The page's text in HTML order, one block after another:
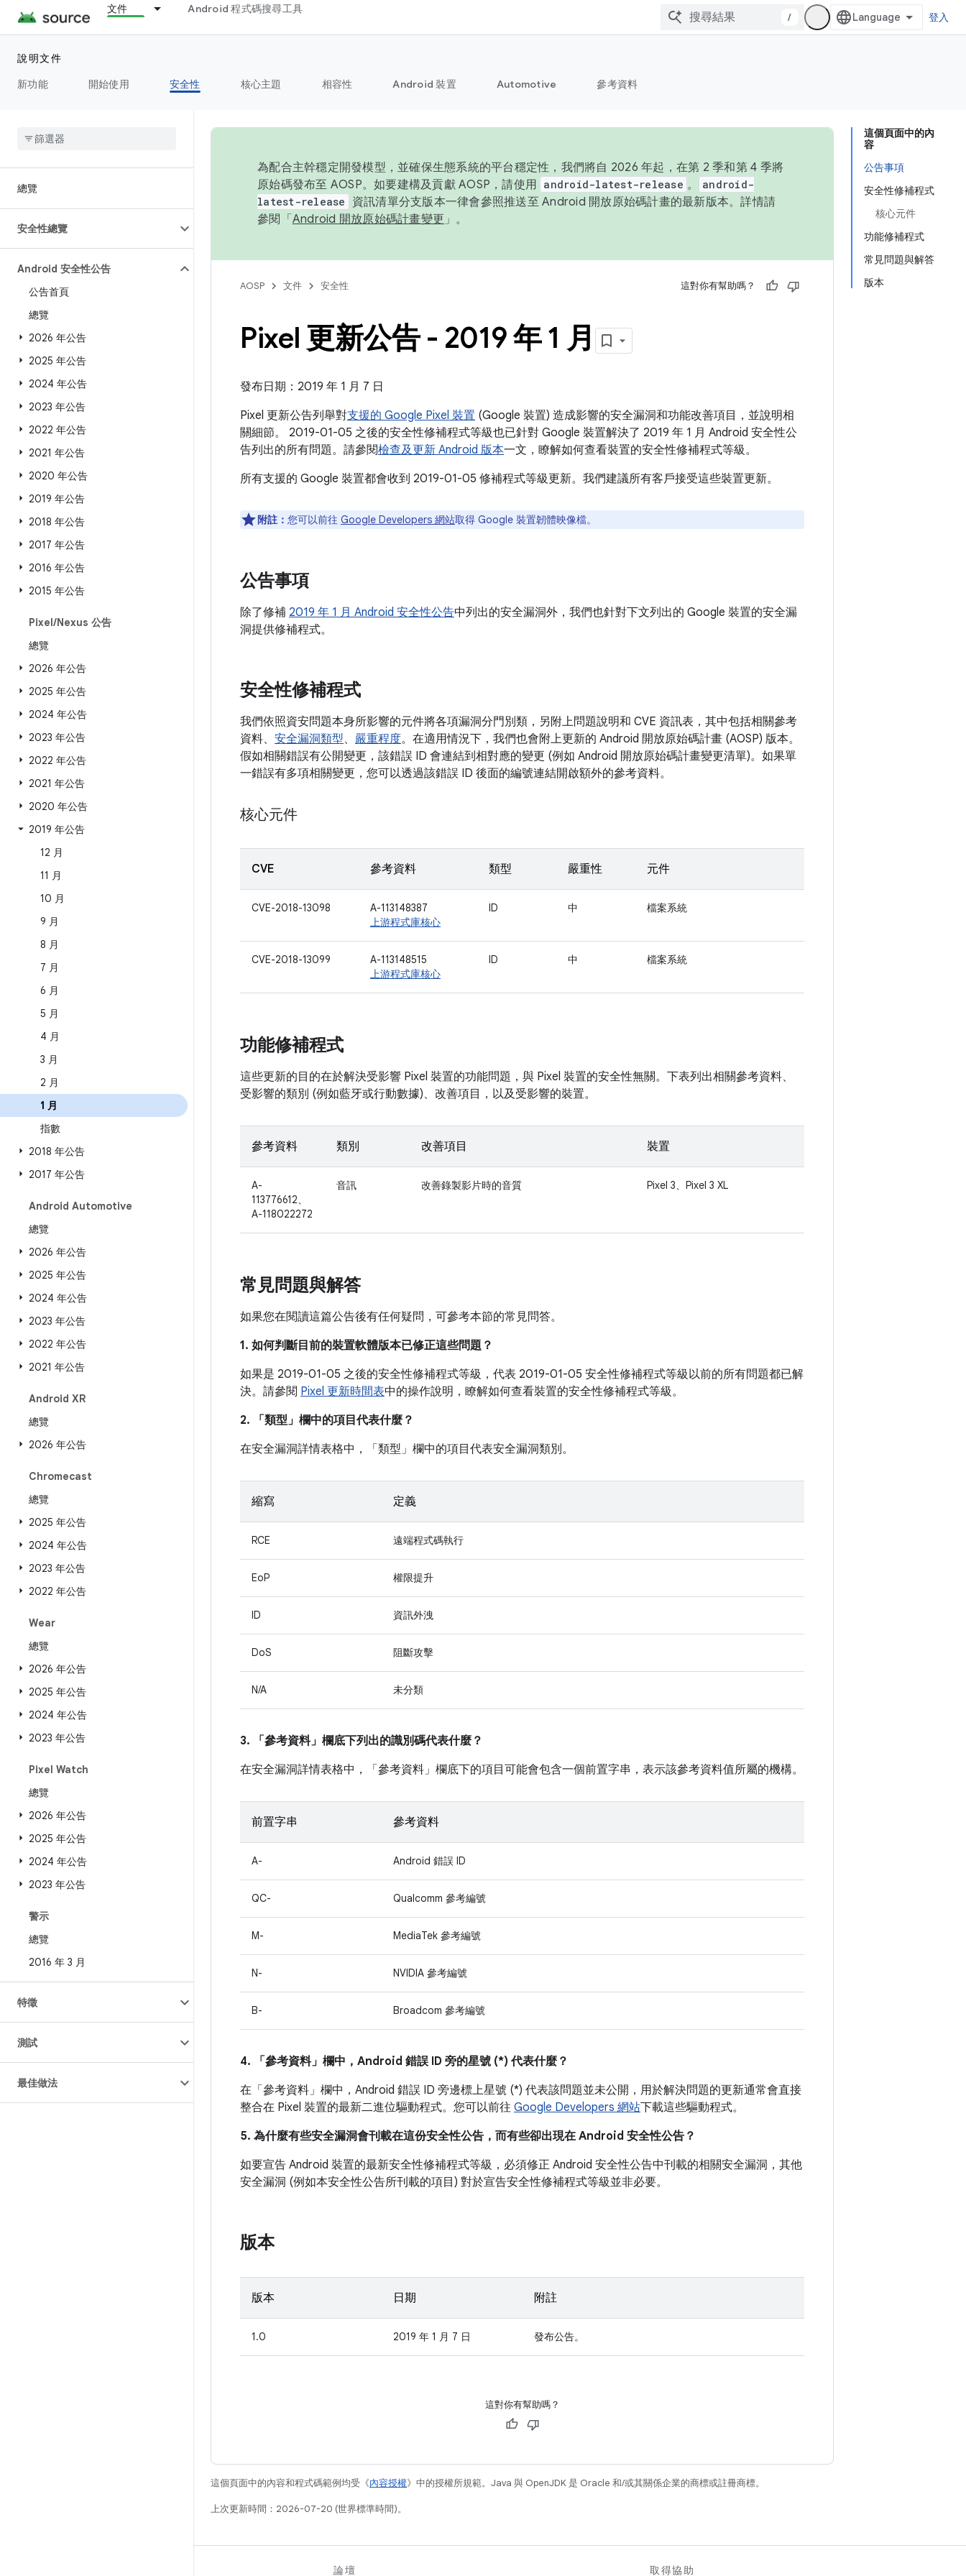
文件 Android 程式碼搜尋工具
/ 登入
說明文件
新功能
開始使用 安全性 核心主題 相容性 Android 裝置 Automotive 參考資料
總覽
安全性總覽
Android 安全性公告
公告首頁
總覽
2026 年公告
2025 年公告
2024 年公告
2023 年公告
2022 年公告
2021 年公告
2020 年公告
2019 年公告
2018 年公告
2017 年公告
2016 年公告
2015 年公告
Pixel/Nexus 公告
總覽
2026 年公告
2025 年公告
2024 年公告
2023 年公告
2022 年公告
2021 年公告
2020 年公告
2019 年公告
12 月
11 月
10 月
9 月
8 月
7 月
6 月
5 月
4 月
3 月
2 月
1 月
指數
2018 年公告
2017 年公告
Android Automotive
總覽
2026 年公告
2025 年公告
2024 年公告
2023 年公告
2022 年公告
2021 年公告
Android XR
總覽
2026 年公告
Chromecast
總覽
2025 年公告
2024 年公告
2023 年公告
2022 年公告
Wear
總覽
2026 年公告
2025 年公告
2024 年公告
2023 年公告
Pixel Watch
總覽
2026 年公告
2025 年公告
2024 年公告
2023 年公告
警示
總覽
2016 年 3 月
特徵
測試
最佳做法
這個頁面中的內
容
公告事項
安全性修補程式
核心元件
功能修補程式
常見問題與解答
版本
為配合主幹穩定開發模型，並確保生態系統的平台穩定性，我們將自 2026 年起，在第 2 季和第 4 季將
原始碼發布至 AOSP。如要建構及貢獻 AOSP，請使用 android-latest-release 。
android-
latest-release
資訊清單分支版本一律會參照推送至 Android 開放原始碼計畫的最新版本。詳情請
參閱「 Android 開放原始碼計畫變更 」。
AOSP 文件 安全性 這對你有幫助嗎？
Pixel 更新公告 - 2019 年 1 月
發布日期：2019 年 1 月 7 日
Pixel 更新公告列舉對支援的 Google Pixel 裝置 (Google 裝置) 造成影響的安全漏洞和功能改善項目，並說明相
關細節。 2019-01-05 之後的安全性修補程式等級也已針對 Google 裝置解決了 2019 年 1 月 Android 安全性公
告列出的所有問題。請參閱檢查及更新 Android 版本一文，瞭解如何查看裝置的安全性修補程式等級。
所有支援的 Google 裝置都會收到 2019-01-05 修補程式等級更新。我們建議所有客戶接受這些裝置更新。
附註： 您可以前往 Google Developers 網站取得 Google 裝置韌體映像檔。
公告事項
除了修補 2019 年 1 月 Android 安全性公告中列出的安全漏洞外，我們也針對下文列出的 Google 裝置的安全漏
洞提供修補程式。
安全性修補程式
我們依照資安問題本身所影響的元件將各項漏洞分門別類，另附上問題說明和 CVE 資訊表，其中包括相關參考
資料、 安全漏洞類型、 嚴重程度。在適用情況下，我們也會附上更新的 Android 開放原始碼計畫 (AOSP) 版本。
假如相關錯誤有公開變更，該錯誤 ID 會連結到相對應的變更 (例如 Android 開放原始碼計畫變更清單)。如果單
一錯誤有多項相關變更，您可以透過該錯誤 ID 後面的編號連結開啟額外的參考資料。
核心元件
CVE 參考資料 類型 嚴重性 元件
CVE-2018-13098
A-113148387
上游程式庫核心
ID 中 檔案系統
CVE-2018-13099
A-113148515
上游程式庫核心
ID 中 檔案系統
功能修補程式
這些更新的目的在於解決受影響 Pixel 裝置的功能問題，與 Pixel 裝置的安全性無關。下表列出相關參考資料、
受影響的類別 (例如藍牙或行動數據)、改善項目，以及受影響的裝置。
參考資料 類別 改善項目 裝置
A-
113776612、
A-118022272
音訊 改善錄製影片時的音質 Pixel 3、Pixel 3 XL
常見問題與解答
如果您在閱讀這篇公告後有任何疑問，可參考本節的常見問答。
1. 如何判斷目前的裝置軟體版本已修正這些問題？
如果是 2019-01-05 之後的安全性修補程式等級，代表 2019-01-05 安全性修補程式等級以前的所有問題都已解
決。請參閱 Pixel 更新時間表中的操作說明，瞭解如何查看裝置的安全性修補程式等級。
2. 「類型」 欄中的項目代表什麼？
在安全漏洞詳情表格中，「類型」 欄中的項目代表安全漏洞類別。
縮寫 定義
RCE 遠端程式碼執行
EoP 權限提升
ID 資訊外洩
DoS 阻斷攻擊
N/A 未分類
3. 「參考資料」 欄底下列出的識別碼代表什麼？
在安全漏洞詳情表格中，「參考資料」 欄底下的項目可能會包含一個前置字串，表示該參考資料值所屬的機構。
前置字串 參考資料
A- Android 錯誤 ID
QC- Qualcomm 參考編號
M- MediaTek 參考編號
N- NVIDIA 參考編號
B- Broadcom 參考編號
4. 「參考資料」 欄中，Android 錯誤 ID 旁的星號 (*) 代表什麼？
在「參考資料」 欄中，Android 錯誤 ID 旁邊標上星號 (*) 代表該問題並未公開，用於解決問題的更新通常會直接
整合在 Pixel 裝置的最新二進位驅動程式。您可以前往 Google Developers 網站下載這些驅動程式。
5. 為什麼有些安全漏洞會刊載在這份安全性公告，而有些卻出現在 Android 安全性公告？
如要宣告 Android 裝置的最新安全性修補程式等級，必須修正 Android 安全性公告中刊載的相關安全漏洞，其他
安全漏洞 (例如本安全性公告所刊載的項目) 對於宣告安全性修補程式等級並非必要。
版本
版本 日期 附註
1.0 2019 年 1 月 7 日 發布公告。
這對你有幫助嗎？
這個頁面中的內容和程式碼範例均受《內容授權》中的授權所規範。Java 與 OpenJDK 是 Oracle 和/或其關係企業的商標或註冊商標。
上次更新時間：2026-07-20 (世界標準時間)。
論壇 取得協助